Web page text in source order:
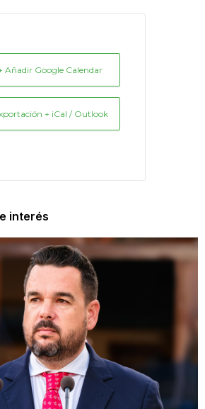
Añadir Google Calendar
+ iCal / Outlook
interés